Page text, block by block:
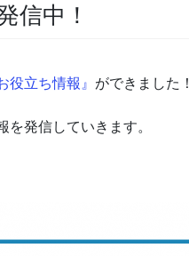
信中！
役立ち情報』 ができました！
発信していきます。